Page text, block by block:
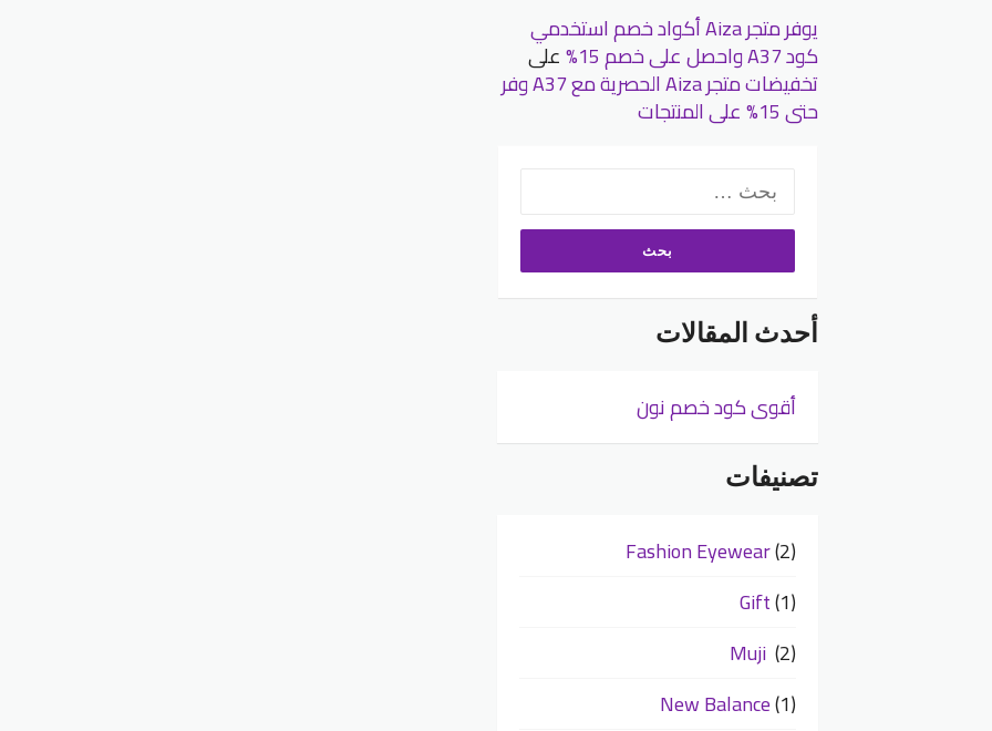
يوفر متجر Aiza أكواد خصم استخدمي
كود A37 واحصل على خصم 15% على
تخفيضات متجر Aiza الحصرية مع A37 وفر
حتى 15% على المنتجات
البحث
عن:
أحدث المقالات
أقوى كود خصم نون
تصنيفات
Fashion Eyewear(2)
Gift(1)
Muji (2)
New Balance(1)